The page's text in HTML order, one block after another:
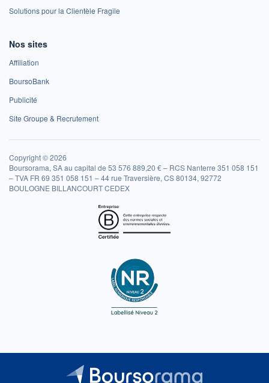
Solutions pour la Clientèle Fragile
Nos sites
Affiliation
BoursoBank
Publicité
Site Groupe & Recrutement
Copyright © 2026
Boursorama, SA au capital de 53 576 889,20 € – RCS Nanterre 351 058 151
– TVA FR 69 351 058 151 – 44 rue Traversière, CS 80134, 92772
BOULOGNE BILLANCOURT CEDEX